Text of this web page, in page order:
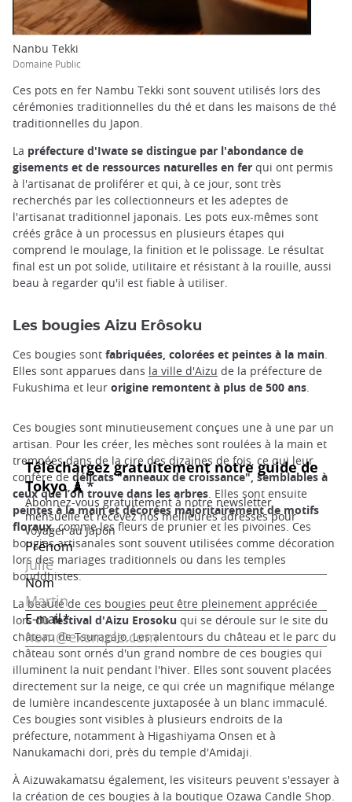
Nanbu Tekki
Domaine Public
Ces pots en fer Nambu Tekki sont souvent utilisés lors des
cérémonies traditionnelles du thé et dans les maisons de thé
traditionnelles du Japon.
La préfecture d'Iwate se distingue par l'abondance de
gisements et de ressources naturelles en fer qui ont permis
à l'artisanat de proliférer et qui, à ce jour, sont très
recherchés par les collectionneurs et les adeptes de
l'artisanat traditionnel japonais. Les pots eux-mêmes sont
créés grâce à un processus en plusieurs étapes qui
comprend le moulage, la finition et le polissage. Le résultat
final est un pot solide, utilitaire et résistant à la rouille, aussi
beau à regarder qu'il est fiable à utiliser.
Les bougies Aizu Erôsoku
Ces bougies sont fabriquées, colorées et peintes à la main.
Elles sont apparues dans la ville d'Aizu de la préfecture de
Fukushima et leur origine remontent à plus de 500 ans.
Ces bougies sont minutieusement conçues une à une par un
artisan. Pour les créer, les mèches sont roulées à la main et
trempées dans de la cire des dizaines de fois, ce qui leur
confère dedélicats "anneaux de croissance", semblables à
ceux que l’on trouve dans les arbres . Elles sont ensuite
peintes à la main et décorées majoritairement de motifs
floraux,comme les fleurs de prunier et les pivoines. Ces
bougies artisanales sont souvent utilisées comme décoration
lors des mariages traditionnels ou dans les temples
bouddhistes.
La beauté de ces bougies peut être pleinement appréciée
lors dufestival d'Aizu Erosoku qui se déroule sur le site du
château de Tsuragajo. Les alentours du château et le parc du
château sont ornés d'un grand nombre de ces bougies qui
illuminent la nuit pendant l'hiver. Elles sont souvent placées
directement sur la neige, ce qui crée un magnifique mélange
de lumière incandescente juxtaposée à un blanc immaculé.
Ces bougies sont visibles à plusieurs endroits de la
préfecture, notamment à Higashiyama Onsen et à
Nanukamachi dori, près du temple d'Amidaji.
À Aizuwakamatsu également, les visiteurs peuvent s'essayer à
la création de ces bougies à la boutique Ozawa Candle Shop.